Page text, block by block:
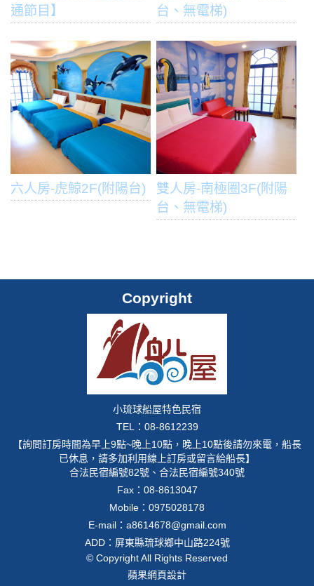
通節目】
台、無電梯)
六人房-虎鯨2F(附陽台)
雙人房-南極圈3F(附陽
台、無電梯)
Copyright
小琉球船屋特色民宿
TEL：08-8612239
【詢問訂房時間為早上9點~晚上10點，晚上10點後請勿來電，船長
已休息，請多加利用線上訂房或留言給船長】
合法民宿編號82號、合法民宿編號340號
Fax：08-8613047
Mobile： 0975028178
E-mail： a8614678@gmail.com
ADD：屏東縣琉球鄉中山路224號
© Copyright All Rights Reserved
蘋果網頁設計